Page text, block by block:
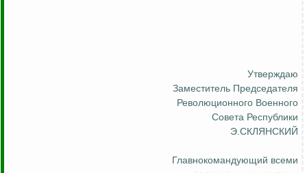
Утверждаю
Заместитель Председателя
Революционного Военного
Совета Республики
Э.СКЛЯНСКИЙ
Главнокомандующий всеми